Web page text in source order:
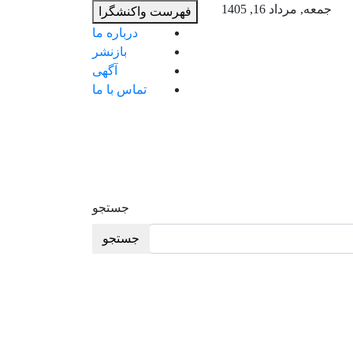
جمعه, مرداد 16, 1405
فهرست واکنشگرا
درباره ما
بازنشر
آگهی
تماس با ما
جستجو
جستجو